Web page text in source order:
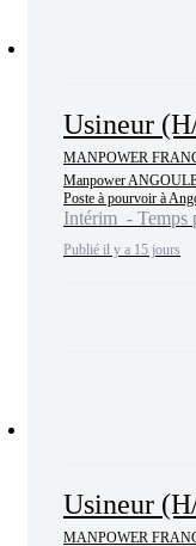
Usineur
MANPOWER
Manpower
Poste à pourvoir à
Intérim - Temps
Publié il y a 15 jours
Usineur
MANPOWER